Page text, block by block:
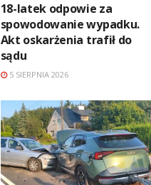
18-latek odpowie za
spowodowanie wypadku.
Akt oskarżenia trafił do
sądu
5 SIERPNIA 2026